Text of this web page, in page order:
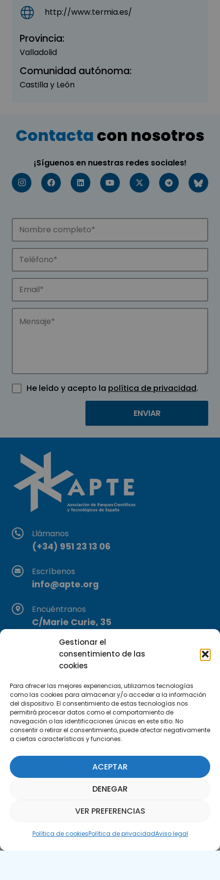
Gestionar el
consentimiento de las
cookies
Para ofrecer las mejores experiencias, utilizamos tecnologías
como las cookies para almacenar y/o acceder a la información
del dispositivo. El consentimiento de estas tecnologías nos
permitirá procesar datos como el comportamiento de
navegación o las identificaciones únicas en este sitio. No
consentir o retirar el consentimiento, puede afectar negativamente
a ciertas características y funciones.
ACEPTAR
DENEGAR
VER PREFERENCIAS
Política de cookiesPolítica de privacidadAviso legal
http://www.termia.es/
Provincia:
Valladolid
Comunidad autónoma:
Castilla y León
Contactacon nosotros
¡Síguenos en nuestras redes sociales!
He leído y acepto la política de privacidad.
Llámanos
(+34) 951 23 13 06
Escríbenos
info@apte.org
Encuéntranos
C/Marie Curie, 35
29590 Campanillas, Málaga
Suscríbete a nuestra Newsletter
SUSCRÍBETE AQUÍ